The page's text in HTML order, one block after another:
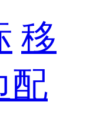
移
配